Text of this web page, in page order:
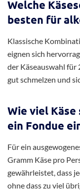
Welche
besten für
Klassische
eignen sich
der Käseauswahl für
gut schmelzen und
Wie viel
ein Fondue
Für ein
Gramm Käse pro
gewährleistet, dass
ohne dass zu viel